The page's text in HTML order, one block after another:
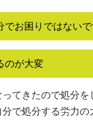
でお困りではないで
のが大変
てきたので処分を
で処分する労力の